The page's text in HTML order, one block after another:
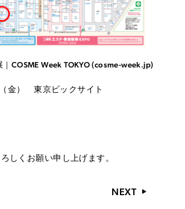
COSME Week TOKYO (cosme-week.jp)
金） 東京ビックサイト
しくお願い申し上げます。
NEXT